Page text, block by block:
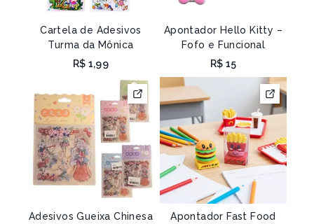
Cartela de Adesivos
Turma da Mônica
R$ 1,99
Apontador Hello Kitty –
Fofo e Funcional
R$ 15
Adesivos Gueixa Chinesa
Apontador Fast Food